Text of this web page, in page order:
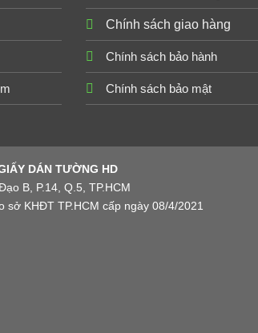
Chính sách giao hàng
Chính sách bảo hành
Chính sách bảo mật
DÁN TƯỜNG HD
B, P.14, Q.5, TP.HCM
sở KHĐT TP.HCM cấp ngày 08/4/2021